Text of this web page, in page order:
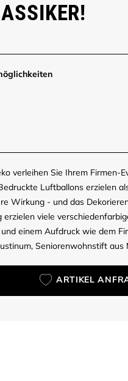
verleihen Sie Ihrem Firmen-
Luftballons erzielen
Wirkung - und das
viele
einem Aufdruck wie dem
Seniorenwohnstift aus
ARTIKEL